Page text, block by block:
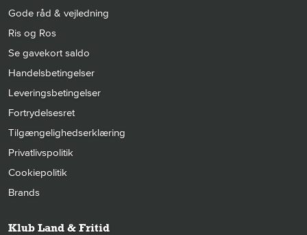
Gode råd & vejledning
Ris og Ros
Se gavekort saldo
Handelsbetingelser
Leveringsbetingelser
Fortrydelsesret
Tilgængelighedserklæring
Privatlivspolitik
Cookiepolitik
Brands
Klub Land & Fritid